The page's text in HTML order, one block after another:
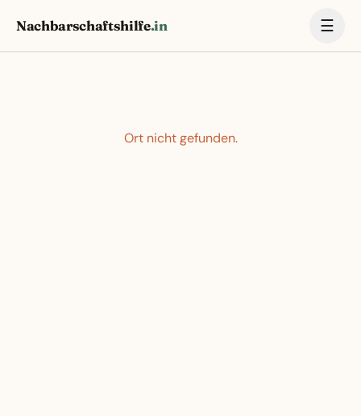
Nachbarschaftshilfe.in ☰
Ort nicht gefunden.